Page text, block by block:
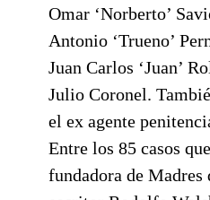
Omar ‘Norberto’
Antonio ‘Trueno’
Juan Carlos ‘Juan’
Julio Coronel.
el ex agente
Entre los 85 casos
fundadora de